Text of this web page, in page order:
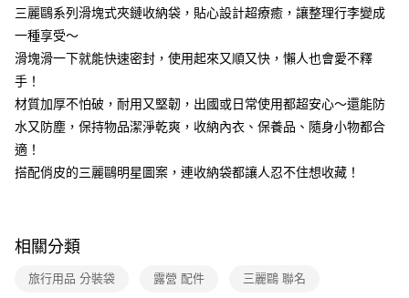
相關說明
【大哥付你分期使用說明】
1.本服務由台灣大哥大提供，台灣大哥大用戶可立即使用無須另外申請。
2.付款方式選擇「大哥付你分期」，訂單成立後會自動跳轉到大哥付的交易
流程，驗證手機門號後，選擇欲分期的期數、繳款截止日，確認付款後即完
成交易。
4.訂單成立30分鐘內，如未前往確認交易或遇審核未通過，訂單將自動取
消。如遇「轉專審核」未通過狀況，表示未達大哥付你分期系統評分，恕無
法說明評估內容。
【繳款方式說明】
帳／街口支付／iPASS MONEY」等通路繳費。
【注意事項】
AFTEE先享後付是「在收到商品之後才付款」的支付方式。 讓您購物簡單
便利好安心！
１．簡單：不需註冊會員、不需綁卡、不需儲值。
２．便利：只要手機號碼，簡訊認證，即可結帳。
３．安心：先確認商品／服務後，再付款。
結帳頁面，進行簡訊認證並確認金額後，即可完成結帳。
２．訂單成立數日內，您將收到繳費通知簡訊。
３．收到繳費通知簡訊後14天內，點擊此簡訊中的連結，可透過四大超商／
ATM／網路銀行／等多元方式進行付款，方視為交易完成。
ATM付款
運送方式
全家取貨付款
付款後全家取貨
三麗鷗系列滑塊式夾鏈收納袋，貼心設計超療癒，讓整理行李變成
一種享受～
滑塊滑一下就能快速密封，使用起來又順又快，懶人也會愛不釋
手！
材質加厚不怕破，耐用又堅韌，出國或日常使用都超安心～還能防
水又防塵，保持物品潔淨乾爽，收納內衣、保養品、隨身小物都合
適！
搭配俏皮的三麗鷗明星圖案，連收納袋都讓人忍不住想收藏！
相關分類
旅行用品 分裝袋 露營 配件 三麗鷗 聯名